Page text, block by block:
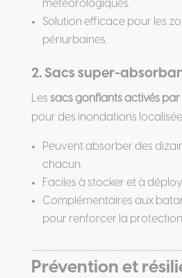
météorologiques.
Solution efficace pour les
périurbaines.
2. Sacs super-
Les sacs gonflants activés par
pour des inondations
Peuvent absorber des
chacun.
Faciles à stocker et à
Complémentaires aux
pour renforcer la
Prévention et